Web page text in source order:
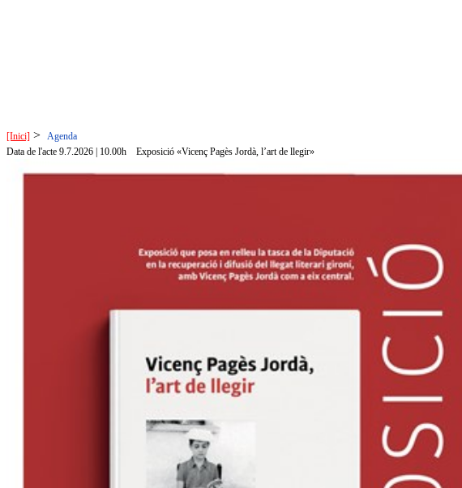
[Inici] > Agenda
Data de l'acte 9.7.2026 | 10.00h
Exposició «Vicenç Pagès Jordà, l’art de llegir»